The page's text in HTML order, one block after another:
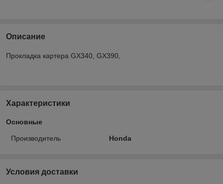
Описание
Прокладка картера GX340, GX390,
Характеристики
Основные
Производитель Honda
Условия доставки